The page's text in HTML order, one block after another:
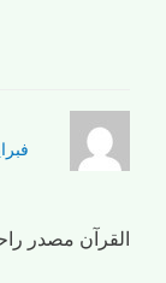
فبراير 5, 2023
القرآن مصدر